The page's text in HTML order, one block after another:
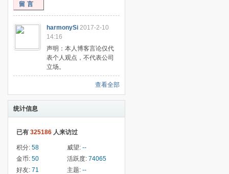
留言
harmonySi 2017-2-10
14:16
声明：本人博客言论仅代
表个人观点，不代表公司
立场。
查看全部
统计信息
已有 325186 人来访过
积分: 58 威望: --
金币: 50 活跃度: 74065
好友: 71 主题: --